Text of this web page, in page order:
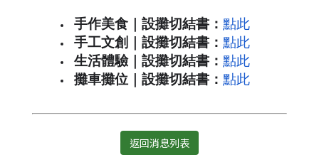
手作美食｜設攤切結書：點此
手工文創
｜設攤切結書 ：點此
生活體驗｜設攤切結書 ：點此
攤車攤位 ｜設攤切結書 ：點此
返回消息列表